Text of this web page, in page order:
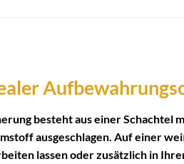
besteht aus einer Schachtel
ausgeschlagen. Auf einer
lassen oder zusätzlich in